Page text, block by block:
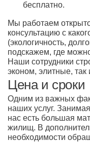
бесплатно.
Мы работаем
консультацию с
(экологичность,
подскажем, где
Наши сотрудники
эконом, элитные, так
Цена и сроки
Одним из важных
наших услуг.
нас есть большая
жилищ. В
необходимости